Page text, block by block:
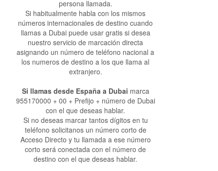
persona llamada.
Si habitualmente habla con los mismos
números internacionales de destino cuando
llamas a Dubai puede usar gratis si desea
nuestro servicio de marcación directa
asignando un número de teléfono nacional a
los numeros de destino a los que llama al
extranjero.
Si llamas desde España a Dubai marca
955170000 + 00 + Prefijo + número de Dubai
con el que deseas hablar.
Si no deseas marcar tantos dígitos en tu
teléfono solicitanos un número corto de
Acceso Directo y tu llamada a ese número
corto será conectada con el número de
destino con el que deseas hablar.